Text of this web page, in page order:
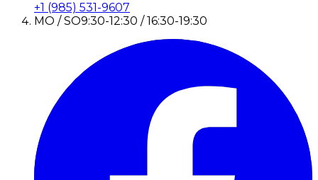
+1 (985) 531-9607
MO / SO9:30-12:30 / 16:30-19:30